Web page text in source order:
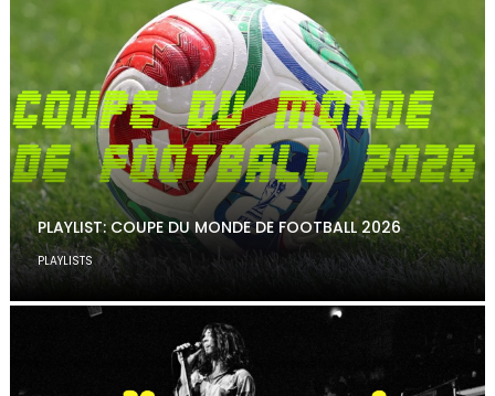
PLAYLIST: COUPE DU MONDE DE FOOTBALL 2026
PLAYLISTS